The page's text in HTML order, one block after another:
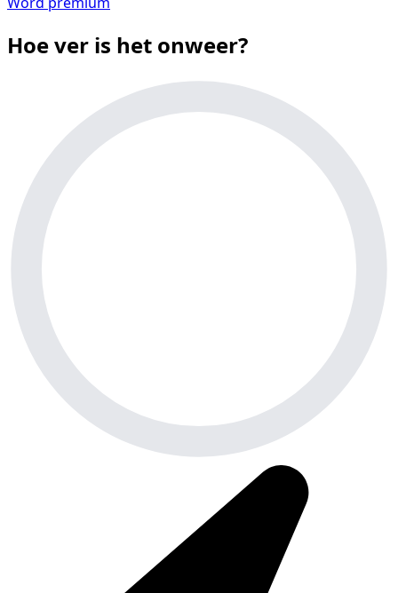
Hoe ver is het onweer?